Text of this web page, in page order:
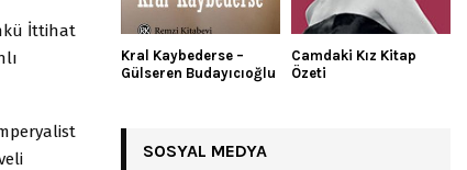
İttihat
Kral Kaybederse –
Gülseren Budayıcıoğlu
Camdaki Kız Kitap
Özeti
SOSYAL MEDYA